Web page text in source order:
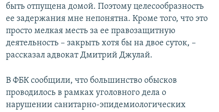
быть отпущена домой. Поэтому целесообразность
ее задержания мне непонятна. Кроме того, что это
просто мелкая месть за ее правозащитную
деятельность – закрыть хотя бы на двое суток, –
рассказал адвокат Дмитрий Джулай.
В ФБК сообщили, что большинство обысков
проводилось в рамках уголовного дела о
нарушении санитарно-эпидемиологических